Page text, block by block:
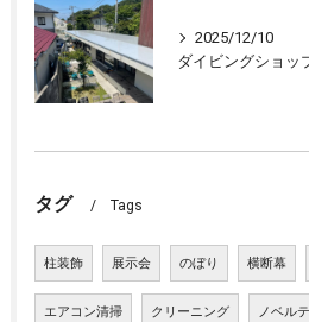
2025/12/10
ダイビングショッ
タグ Tags
柱装飾 展示会 のぼり 横断幕
エアコン清掃 クリーニング ノベル